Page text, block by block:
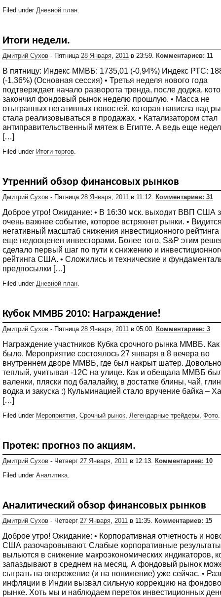
Filed under Дневной план
Итоги недели.
Дмитрий Сухов - Пятница 28 Января 2011 в 23:59. Комментариев: 11
В пятницу: Индекс ММВБ: 1735,01 (-0,94%) Индекс РТС:
(-1,36%) (Основная сессия) • Третья неделя нового года
подтверждает начало разворота тренда, после доджа,
закончил фондовый рынок неделю прошлую. • Масса не
отыгранных негативных новостей, которая нависла над
стала реализовываться в продажах. • Катализатором стал
антиправительственный мятеж в Египте. А ведь еще
[…]
Filed under Итоги торгов
Утренний обзор финансовых рынков
Дмитрий Сухов - Пятница 28 Января 2011 в 11:12. Комментариев: 31
Доброе утро! Ожидание: • В 16:30 мск. выходит ВВП США
очень важнее событие, которое встряхнет рынки. •
негативный масштаб снижения инвестиционного
еще недооценен инвесторами. Более того, S&P этим
сделало первый шаг по пути к снижению и
рейтинга США. • Сложились и технические и
предпосылки […]
Filed under Дневной план
Кубок ММВБ 2010: Награждение!
Дмитрий Сухов - Пятница 28 Января 2011 в 05:00. Комментариев: 3
Награждение участников Кубка срочного рынка ММВБ. Как
было. Мероприятие состоялось 27 января в 8 вечера во
внутреннем дворе ММВБ, где был накрыт шатер. Довольно
теплый, учитывая -12С на улице. Как и обещала ММВБ
валенки, пляски под балалайку, в достатке блины, чай,
водка и закуска :) Кульминацией стало вручение байка –
[…]
Filed under Мероприятия Срочный рынок Легендарные трейдеры Фото
Протек: прогноз по акциям.
Дмитрий Сухов - Четверг 27 Января 2011 в 12:13.
Комментариев: 10
Filed under Аналитика
Аналитический обзор финансовых рынков
Дмитрий Сухов - Четверг 27 Января, 2011 в 11:35. Комментариев: 15
Доброе утро! Ожидание: • Корпоративная отчетность и
США разочаровывают. Слабые корпоративные результаты
выльются в снижение макроэкономических индикаторов,
запаздывают в среднем на месяц. А фондовый рынок
сыграть на опережение (и на понижение) уже сейчас. •
инфляции в Индии вызвал сильную коррекцию на
рынке. Хоть мы и наблюдаем переток инвестиционных